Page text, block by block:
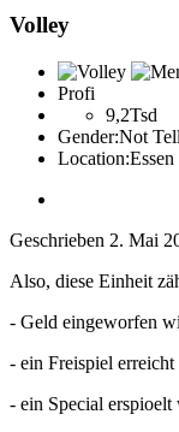
Volley
Profi
9,2Tsd
Gender:Not
Location:Essen
Geschrieben 2. Mai
Also, diese Einheit
- Geld eingeworfen
- ein Freispiel
- ein Special erspioelt